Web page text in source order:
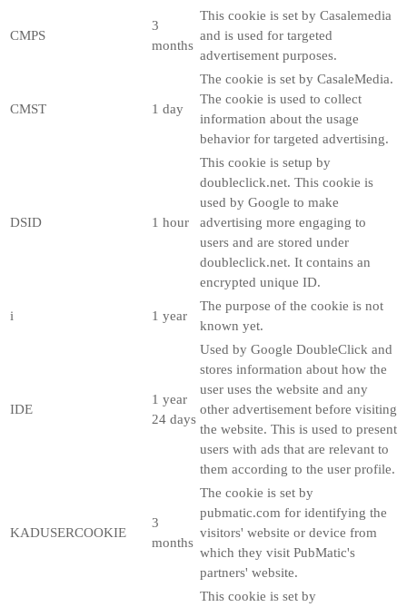
CMPS
3
months
This cookie is set by Casalemedia
and is used for targeted
advertisement purposes.
CMST 1 day
The cookie is set by CasaleMedia.
The cookie is used to collect
information about the usage
behavior for targeted advertising.
DSID 1 hour
This cookie is setup by
doubleclick.net. This cookie is
used by Google to make
advertising more engaging to
users and are stored under
doubleclick.net. It contains an
encrypted unique ID.
i 1 year
The purpose of the cookie is not
known yet.
IDE
1 year
24 days
Used by Google DoubleClick and
stores information about how the
user uses the website and any
other advertisement before visiting
the website. This is used to present
users with ads that are relevant to
them according to the user profile.
KADUSERCOOKIE
3
months
The cookie is set by
pubmatic.com for identifying the
visitors' website or device from
which they visit PubMatic's
partners' website.
This cookie is set by